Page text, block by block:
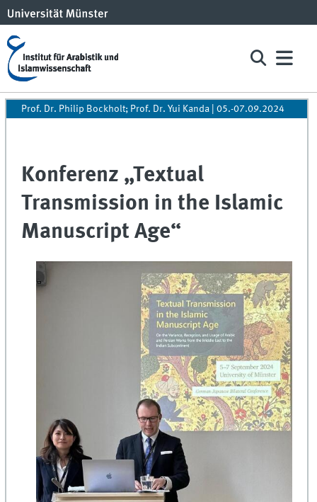
Prof. Dr. Philip Bockholt; Prof. Dr. Yui Kanda | 05.-07.09.2024
Konferenz „Textual
Transmission in the Islamic
Manuscript Age“